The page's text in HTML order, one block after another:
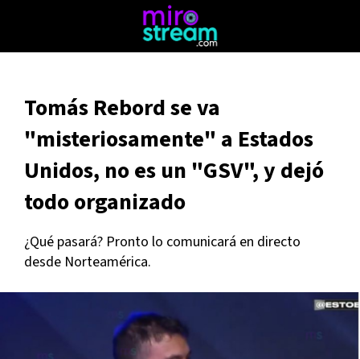
Tomás Rebord se va
"misteriosamente" a Estados
Unidos, no es un "GSV", y dejó
todo organizado
¿Qué pasará? Pronto lo comunicará en directo
desde Norteamérica.